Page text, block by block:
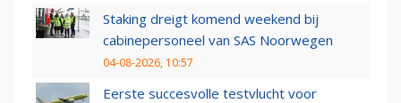
Staking dreigt komend weekend bij
cabinepersoneel van SAS Noorwegen
04-08-2026, 10:57
Eerste succesvolle testvlucht voor